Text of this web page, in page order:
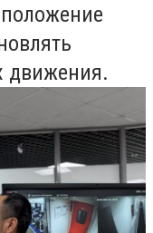
движения.